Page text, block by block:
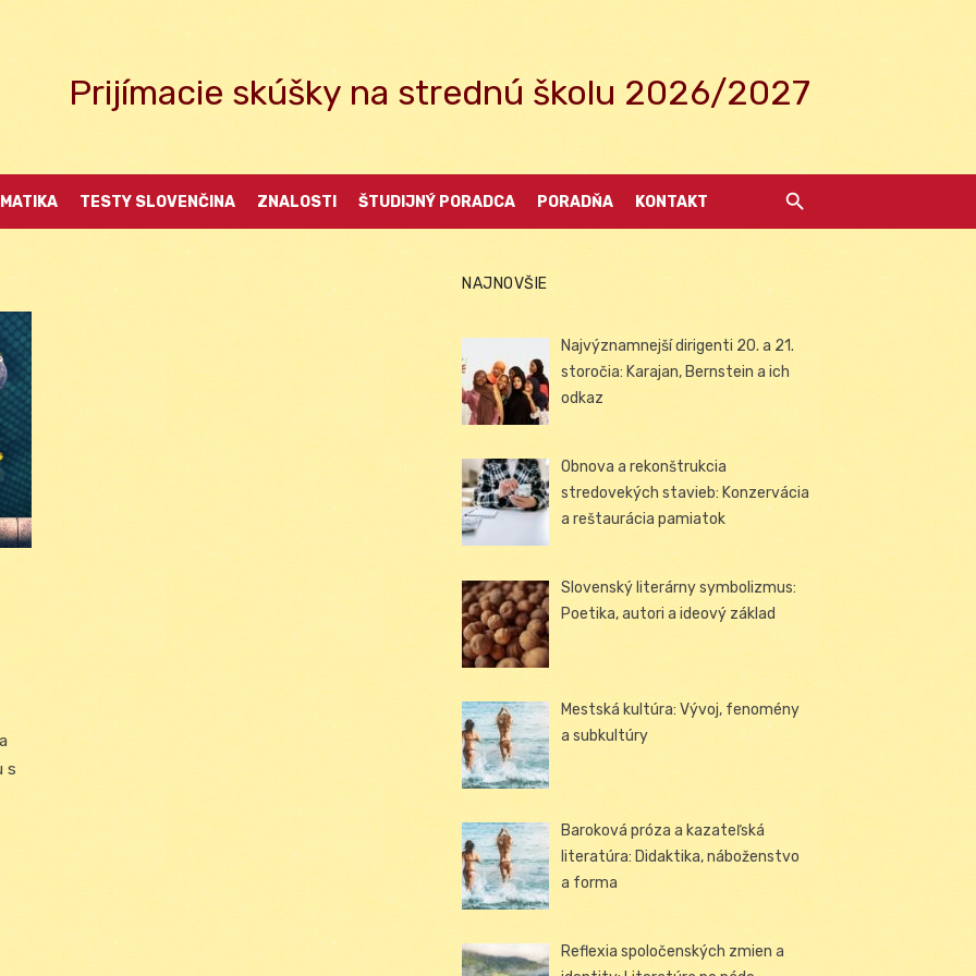
Prijímacie skúšky na strednú školu 2026/2027
TESTY SLOVENČINA ZNALOSTI ŠTUDIJNÝ PORADCA PORADŇA KONTAKT
s
NAJNOVŠIE
Najvýznamnejší dirigenti 20. a 21.
storočia: Karajan, Bernstein a ich
odkaz
Obnova a rekonštrukcia
stredovekých stavieb: Konzervácia
a reštaurácia pamiatok
Slovenský literárny symbolizmus:
Poetika, autori a ideový základ
Mestská kultúra: Vývoj, fenomény
a subkultúry
Baroková próza a kazateľská
literatúra: Didaktika, náboženstvo
a forma
Reflexia spoločenských zmien a